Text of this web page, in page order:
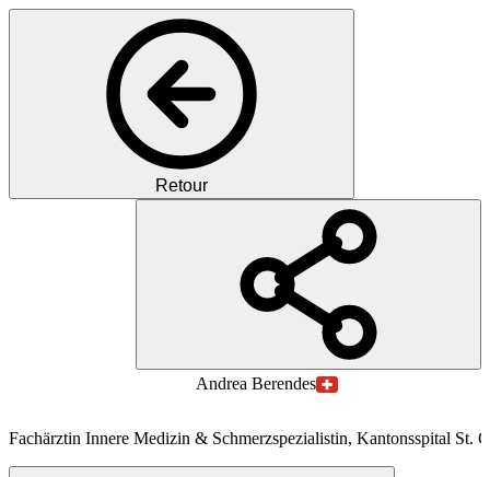
Retour
MB
Andrea Berendes
Fachärztin Innere Medizin & Schmerzspezialistin, Kantonsspital St.